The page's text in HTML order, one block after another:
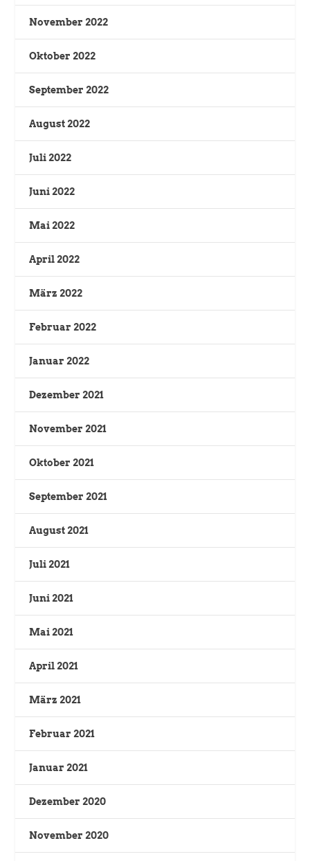
November 2022
Oktober 2022
September 2022
August 2022
Juli 2022
Juni 2022
Mai 2022
April 2022
März 2022
Februar 2022
Januar 2022
Dezember 2021
November 2021
Oktober 2021
September 2021
August 2021
Juli 2021
Juni 2021
Mai 2021
April 2021
März 2021
Februar 2021
Januar 2021
Dezember 2020
November 2020